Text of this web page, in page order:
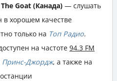
Goat (Канада) — слушать
в хорошем качестве
только на Топ Радио.
на частоте 94.3 FM
Принс-Джордж, а также на